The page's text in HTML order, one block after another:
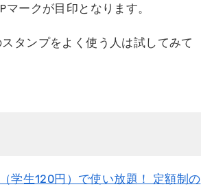
ークが目印となります。
タンプをよく使う人は試してみて
学生120円）で使い放題！ 定額制の